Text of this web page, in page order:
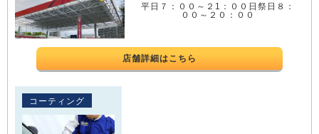
平日７：００～２1：００日祭日８：
００～２０：００
店舗詳細はこちら
コーティング